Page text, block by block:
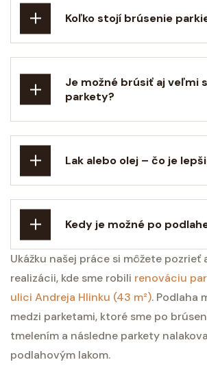
Koľko stojí brúsenie
Je možné brúsiť aj veľmi
parkety?
Lak alebo olej – čo je
Kedy je možné po
Ukážku našej práce si môžete pozrieť
realizácii, kde sme robili renováciu
ulici Andreja Hlinku (43 m²). Podlaha
medzi parketami, ktoré sme po
tmelením a následne parkety
podlahovým lakom.